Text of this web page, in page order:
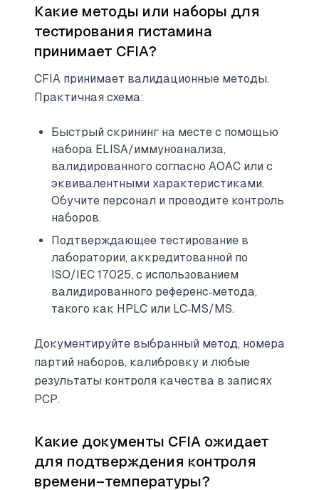
Какие методы или наборы для
тестирования гистамина
принимает CFIA?
CFIA принимает валидационные методы.
Практичная схема:
Быстрый скрининг на месте с помощью
набора ELISA/иммуноанализа,
валидированного согласно AOAC или с
эквивалентными характеристиками.
Обучите персонал и проводите контроль
наборов.
Подтверждающее тестирование в
лаборатории, аккредитованной по
ISO/IEC 17025, с использованием
валидированного референс‑метода,
такого как HPLC или LC‑MS/MS.
Документируйте выбранный метод, номера
партий наборов, калибровку и любые
результаты контроля качества в записях
PCP.
Какие документы CFIA ожидает
для подтверждения контроля
времени–температуры?